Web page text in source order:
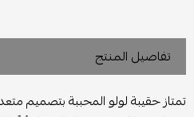
تفاصيل المنتج
تمتاز حقيبة لولو المحببة بتصميم